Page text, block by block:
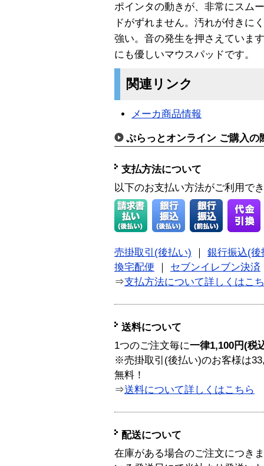
ポインタの動きが、非常にスム
ドがずれません。汚れが付きに
強い。音の発生を押さえていま
にも優しいマウスパッドです。
関連リンク
メーカ商品情報
ぷらっとオンライン ご購入の
支払方法について
以下のお支払い方法がご利用で
売掛取引(後払い)
銀行振込(後
換宅配便
セブンイレブン決済
⇒支払方法について詳しくはこ
送料について
1つのご注文毎に一律1,100円(税
※売掛取引(後払い)のお客様は
無料！
⇒送料について詳しくはこちら
配送について
在庫がある場合のご注文につき